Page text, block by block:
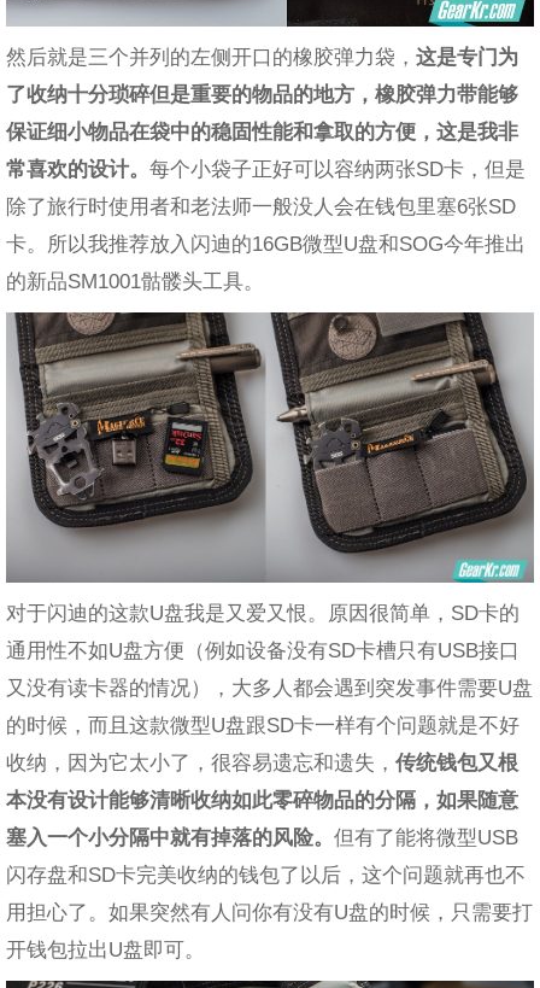
然后就是三个并列的左侧开口的橡胶弹力袋， 这是专门为
了收纳十分琐碎但是重要的物品的地方，橡胶弹力带能够
保证细小物品在袋中的稳固性能和拿取的方便，这是我非
常喜欢的设计。 每个小袋子正好可以容纳两张SD卡，但是
除了旅行时使用者和老法师一般没人会在钱包里塞6张SD
卡。所以我推荐放入闪迪的16GB微型U盘和SOG今年推出
的新品SM1001骷髅头工具。
对于闪迪的这款U盘我是又爱又恨。原因很简单，SD卡的
通用性不如U盘方便（例如设备没有SD卡槽只有USB接口
又没有读卡器的情况），大多人都会遇到突发事件需要U盘
的时候，而且这款微型U盘跟SD卡一样有个问题就是不好
收纳，因为它太小了，很容易遗忘和遗失， 传统钱包又根
本没有设计能够清晰收纳如此零碎物品的分隔，如果随意
塞入一个小分隔中就有掉落的风险。 但有了能将微型USB
闪存盘和SD卡完美收纳的钱包了以后，这个问题就再也不
用担心了。如果突然有人问你有没有U盘的时候，只需要打
开钱包拉出U盘即可。